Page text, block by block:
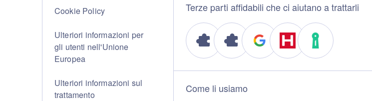
Cookie Policy
Ulteriori informazioni per
gli utenti nell'Unione
Europea
Ulteriori informazioni sul
trattamento
Terze parti affidabili che ci aiutano a trattarli
Come li usiamo